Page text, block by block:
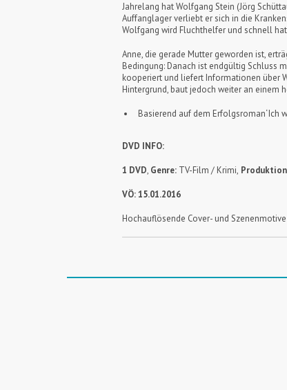
Jahrelang hat Wolfgang Stein (Jörg
Auffanglager verliebt er sich in die
Wolfgang wird Fluchthelfer und schnell
Anne, die gerade Mutter geworden ist,
Bedingung: Danach ist endgültig Schluss
kooperiert und liefert Informationen über
Hintergrund, baut jedoch weiter an einem
Basierend auf dem Erfolgsroman‘ Ich
DVD INFO:
1 DVD, Genre: TV-Film / Krimi,
VÖ: 15.01.2016
Hochauflösende Cover- und